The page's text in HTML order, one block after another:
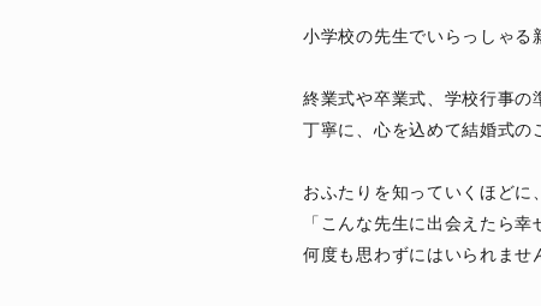
小学校の先生でいらっしゃる
終業式や卒業式、学校行事の
丁寧に、心を込めて結婚式の
おふたりを知っていくほどに、
「こんな先生に出会えたら
何度も思わずにはいられませ